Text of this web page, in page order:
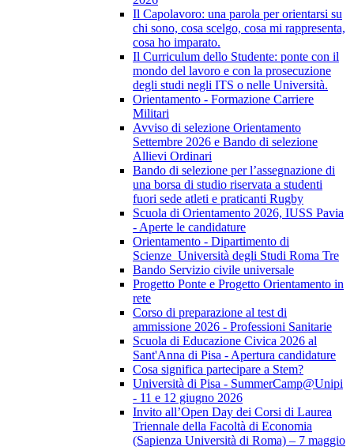
Il Capolavoro: una parola per orientarsi su
chi sono, cosa scelgo, cosa mi rappresenta,
cosa ho imparato.
Il Curriculum dello Studente: ponte con il
mondo del lavoro e con la prosecuzione
degli studi negli ITS o nelle Università.
Orientamento - Formazione Carriere
Militari
Avviso di selezione Orientamento
Settembre 2026 e Bando di selezione
Allievi Ordinari
Bando di selezione per l’assegnazione di
una borsa di studio riservata a studenti
fuori sede atleti e praticanti Rugby
Scuola di Orientamento 2026, IUSS Pavia
- Aperte le candidature
Orientamento - Dipartimento di
Scienze_Università degli Studi Roma Tre
Bando Servizio civile universale
Progetto Ponte e Progetto Orientamento in
rete
Corso di preparazione al test di
ammissione 2026 - Professioni Sanitarie
Scuola di Educazione Civica 2026 al
Sant'Anna di Pisa - Apertura candidature
Cosa significa partecipare a Stem?
Università di Pisa - SummerCamp@Unipi
- 11 e 12 giugno 2026
Invito all’Open Day dei Corsi di Laurea
Triennale della Facoltà di Economia
(Sapienza Università di Roma) – 7 maggio